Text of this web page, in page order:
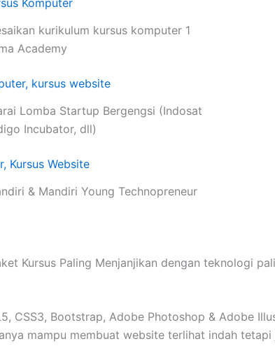
kurikulum kursus komputer 1
Academy
Lomba Startup Bergengsi (Indosat
Incubator, dll)
& Mandiri Young Technopreneur
Kursus Paling Menjanjikan dengan teknologi
CSS3, Bootstrap, Adobe Photoshop & Adobe
mampu membuat website terlihat indah tetapi